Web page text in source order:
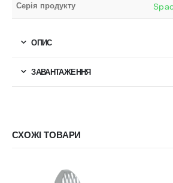
Серія продукту
ОПИС
ЗАВАНТАЖЕННЯ
СХОЖІ ТОВАРИ